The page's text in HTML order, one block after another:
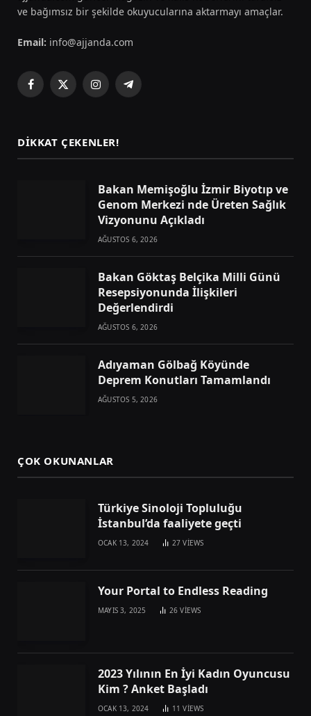
ve bağımsız bir şekilde okuyucularına aktarmayı amaçlar.
Email: info@ajjanda.com
Facebook
X
InstagramTelegram
DIKKAT ÇEKENLER!
Bakan Memişoğlu İzmir Biyotıp ve
Genom Merkezi nde Üreten Sağlık
Vizyonunu Açıkladı
AĞUSTOS 6, 2026
Bakan Göktaş Belçika Milli Günü
Resepsiyonunda İlişkileri
Değerlendirdi
AĞUSTOS 6, 2026
Adıyaman Gölbağ Köyünde
Deprem Konutları Tamamlandı
AĞUSTOS 5, 2026
ÇOK OKUNANLAR
Türkiye Sinoloji Topluluğu
İstanbul’da faaliyete geçti
OCAK 13, 2024 27VIEWS
Your Portal to Endless Reading
MAYIS 3, 2025 26VIEWS
2023 Yılının En İyi Kadın Oyuncusu
Kim ? Anket Başladı
OCAK 13, 2024 11VIEWS